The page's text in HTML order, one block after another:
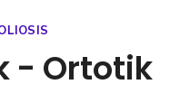
- Ortotik